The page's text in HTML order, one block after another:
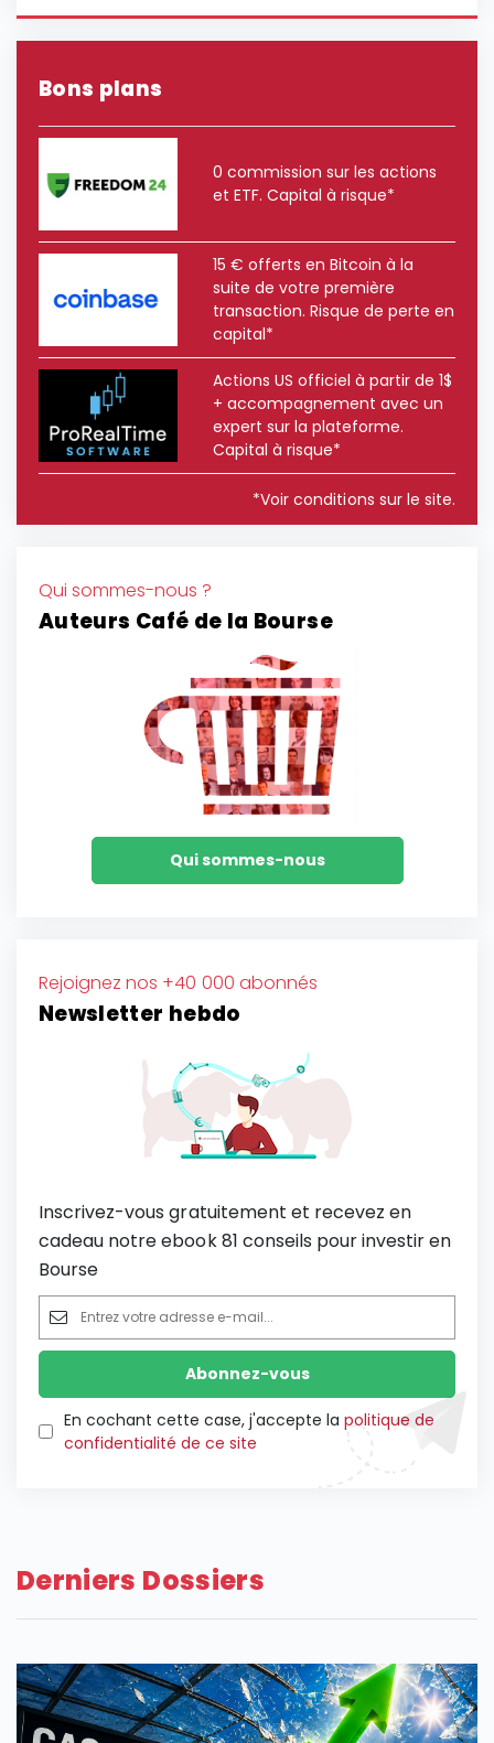
Bons plans
0 commission sur les actions
et ETF. Capital à risque*
15 € offerts en Bitcoin à la
suite de votre première
transaction. Risque de perte en
capital*
Actions US officiel à partir de 1$
+ accompagnement avec un
expert sur la plateforme.
Capital à risque*
*Voir conditions sur le site.
Qui sommes-nous ?
Auteurs Café de la Bourse
Qui sommes-nous
Rejoignez nos +40 000 abonnés
Newsletter hebdo
Inscrivez-vous gratuitement et recevez en
cadeau notre ebook 81 conseils pour investir en
Bourse
En cochant cette case, j'accepte la politique de
confidentialité de ce site
Derniers Dossiers